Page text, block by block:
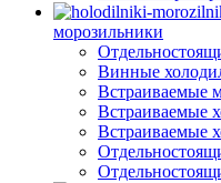
морозильники
Винные
Встраиваемые
Встраиваемые
Встраиваемые